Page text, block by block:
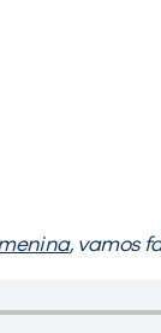
, vamos